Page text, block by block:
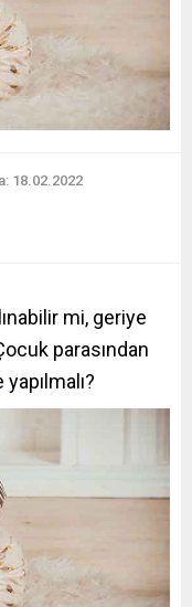
18.02.2022
mi, geriye
parasından